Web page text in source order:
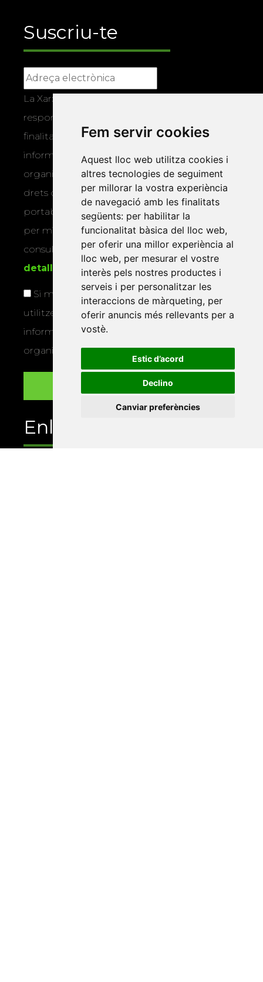
Fem servir cookies
Aquest lloc web utilitza cookies i
altres tecnologies de seguiment
per millorar la vostra experiència
de navegació amb les finalitats
següents: per habilitar la
funcionalitat bàsica del lloc web,
per oferir una millor experiència al
lloc web, per mesurar el vostre
interès pels nostres productes i
serveis i per personalitzar les
interaccions de màrqueting, per
oferir anuncis més rellevants per a
vostè.
Estic d’acord
Declino
Canviar preferències
Suscriu-te
La Xarxa Vives d’Universitats, com a
responsable, tractarà les vostres dades amb la
finalitat de gestionar la vostra subscripció i
informar-vos dels actes i activitats que
organitza la Xarxa Vives. Podeu exercir els
drets d’accés, rectificació, supressió,
portabilitat, limitació o oposició al tractament
per mitjans físics o electrònics. Podeu
consultar la
informació addicional i
detallada sobre protecció de dades.
Si marqueu aquesta casella, consentiu que
utilitzem les vostres dades per a enviar-vos
informació sobre els actes i activitats que
organitza la Xarxa Vives.
Enllaços